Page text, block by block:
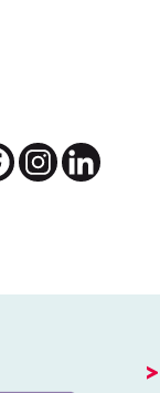
>